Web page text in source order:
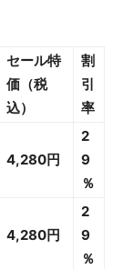
セール特
価（税
込）
割
引
率
4,280円
2
9
％
4,280円
2
9
％